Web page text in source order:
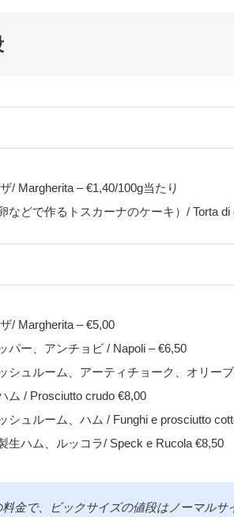
/ Margherita – €1,40/100g当たり
などで作るトスカーナのケーキ）/ Torta di
/ Margherita – €5,00
パー、アンチョビ / Napoli – €6,50
シュルーム、アーティチョーク、オリー
ム / Prosciutto crudo €8,00
シュルーム、ハム / Funghi e prosciutto
生ハム、ルッコラ/ Speck e Rucola €8,50
料金で、ビックサイズの値段はノーマル